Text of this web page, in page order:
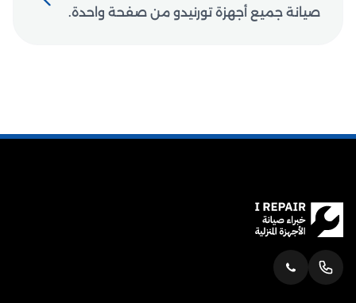
صيانة جميع أجهزة تورنيدو من صفحة واحدة.